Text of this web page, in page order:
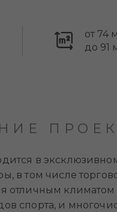
от 74 м
до 91
в
в том числе
отличным
спорта, и